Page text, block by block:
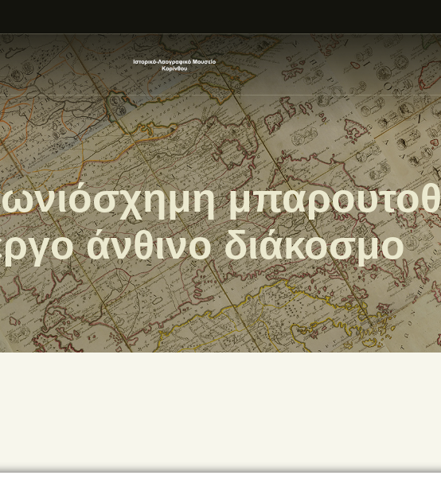
άνθινο διάκοσμο